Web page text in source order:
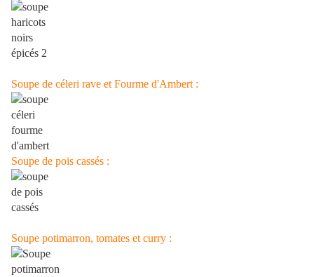
Soupe de céleri rave et Fourme d'Ambert :
Soupe de pois cassés :
Soupe potimarron, tomates et curry :